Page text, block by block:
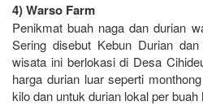
4) Warso Farm
Penikmat buah naga dan durian
Sering disebut Kebun Durian
wisata ini berlokasi di Desa
harga durian luar seperti
kilo dan untuk durian lokal per buah